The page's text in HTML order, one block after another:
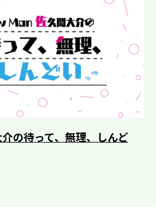
の待って、無理、しんど